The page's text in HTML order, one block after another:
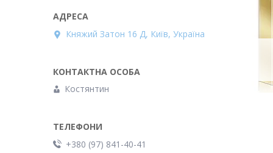
Княжий Затон 16 Д, Київ, Україна
Костянтин
+380 (97) 841-40-41